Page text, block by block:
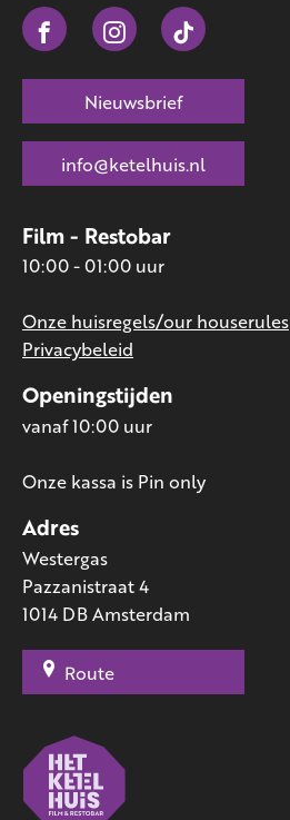
Adres
Westergas
Pazzanistraat 4
1014 DB Amsterdam
Route
Openingstijden
vanaf 10:00 uur
Onze kassa is Pin only
Film - Restobar
10:00 - 01:00 uur
Onze huisregels/our houserules
Privacybeleid
Nieuwsbrief
info@ketelhuis.nl